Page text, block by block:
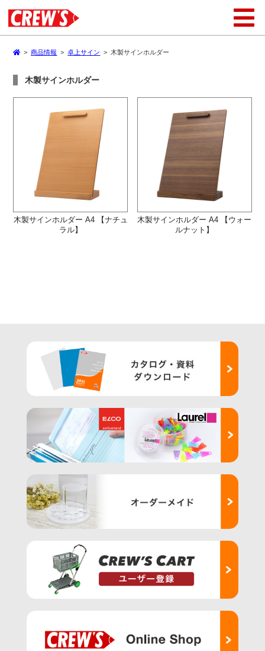
>商品情報 >卓上サイン > 木製サインホルダー
木製サインホルダー
木製サインホルダー A4 【ナチュ
ラル】
木製サインホルダー A4 【ウォー
ルナット】